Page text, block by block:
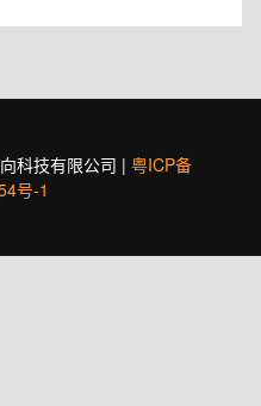
科技有限公司 | 粤ICP备
号-1